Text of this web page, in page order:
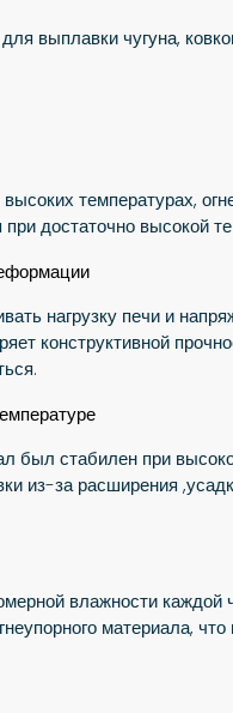
выплавки чугуна,
температурах,
достаточно высокой
нагрузку печи и
конструктивной
был стабилен при
из-за расширения
влажности каждой
материала, что